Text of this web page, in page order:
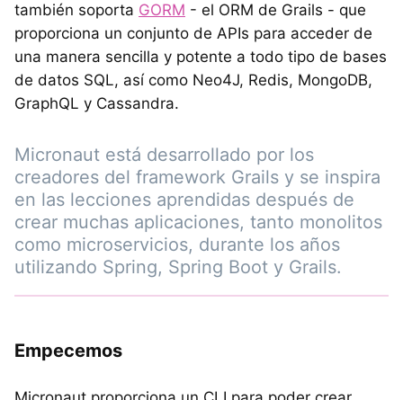
también soporta GORM - el ORM de Grails - que
proporciona un conjunto de APIs para acceder de
una manera sencilla y potente a todo tipo de bases
de datos SQL, así como Neo4J, Redis, MongoDB,
GraphQL y Cassandra.
Micronaut está desarrollado por los
creadores del framework Grails y se inspira
en las lecciones aprendidas después de
crear muchas aplicaciones, tanto monolitos
como microservicios, durante los años
utilizando Spring, Spring Boot y Grails.
Empecemos